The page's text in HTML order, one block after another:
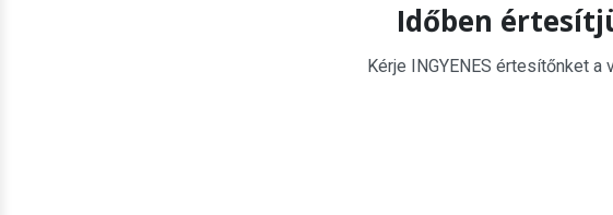
Időben
Kérje INGYENES értesítőnket